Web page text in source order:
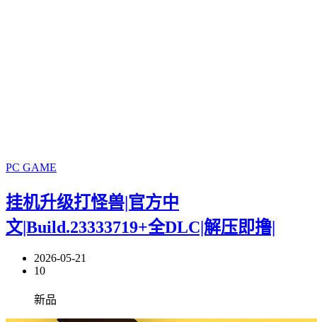
PC GAME
挂机升级打怪兽|官方中
文|Build.23333719+全DLC|解压即撸|
2026-05-21
10
新品